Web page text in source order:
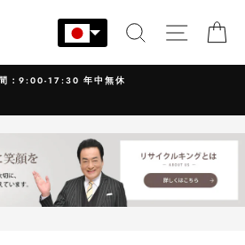
検索 サイト
：9:00-17:30 年中無休